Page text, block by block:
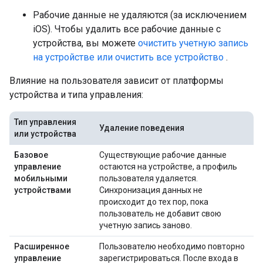
Рабочие данные не удаляются (за исключением
iOS). Чтобы удалить все рабочие данные с
устройства, вы можете очистить учетную запись
на устройстве или очистить все устройство .
Влияние на пользователя зависит от платформы
устройства и типа управления:
Тип управления
или устройства
Удаление поведения
Базовое
управление
мобильными
устройствами
Существующие рабочие данные
остаются на устройстве, а профиль
пользователя удаляется.
Синхронизация данных не
происходит до тех пор, пока
пользователь не добавит свою
учетную запись заново.
Расширенное
управление
Пользователю необходимо повторно
зарегистрироваться. После входа в